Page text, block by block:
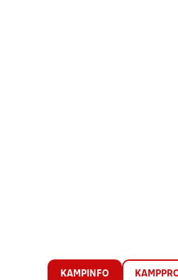
KAMPINFO